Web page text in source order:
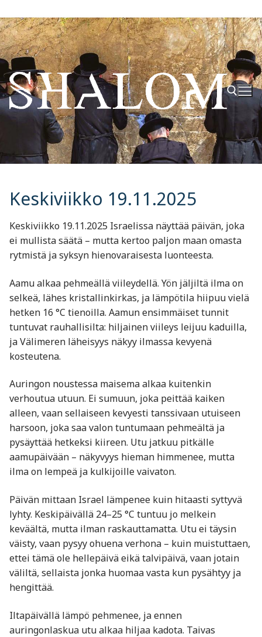
Hyppää
sisältöön
Hae:
Keskiviikko 19.11.2025
Keskiviikko 19.11.2025 Israelissa näyttää päivän, joka
ei mullista säätä – mutta kertoo paljon maan omasta
rytmistä ja syksyn hienovaraisesta luonteesta.
Aamu alkaa pehmeällä viileydellä. Yön jäljiltä ilma on
selkeä, lähes kristallinkirkas, ja lämpötila hiipuu vielä
hetken 16 °C tienoilla. Aamun ensimmäiset tunnit
tuntuvat rauhallisilta: hiljainen viileys leijuu kaduilla,
ja Välimeren läheisyys näkyy ilmassa kevyenä
kosteutena.
Auringon noustessa maisema alkaa kuitenkin
verhoutua utuun. Ei sumuun, joka peittää kaiken
alleen, vaan sellaiseen kevyesti tanssivaan utuiseen
harsoon, joka saa valon tuntumaan pehmeältä ja
pysäyttää hetkeksi kiireen. Utu jatkuu pitkälle
aamupäivään – näkyvyys hieman himmenee, mutta
ilma on lempeä ja kulkijoille vaivaton.
Päivän mittaan Israel lämpenee kuin hitaasti syttyvä
lyhty. Keskipäivällä 24–25 °C tuntuu jo melkein
keväältä, mutta ilman raskauttamatta. Utu ei täysin
väisty, vaan pysyy ohuena verhona – kuin muistuttaen,
ettei tämä ole hellepäivä eikä talvipäivä, vaan jotain
väliltä, sellaista jonka huomaa vasta kun pysähtyy ja
hengittää.
Iltapäivällä lämpö pehmenee, ja ennen
auringonlaskua utu alkaa hiljaa kadota. Taivas